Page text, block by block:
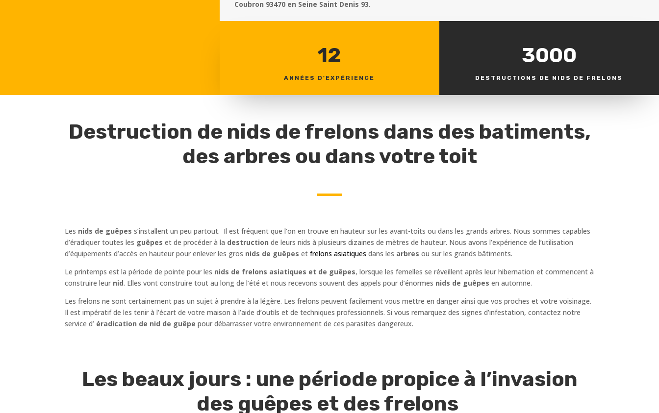
Coubron 93470 en Seine Saint Denis 93.
12
ANNÉES D'EXPÉRIENCE
3000
DESTRUCTIONS DE NIDS DE FRELONS
Destruction de nids de frelons dans des batiments,
des arbres ou dans votre toit
Les nids de guêpes s’installent un peu partout. Il est fréquent que l’on en trouve en hauteur sur les avant-toits ou dans les grands arbres. Nous sommes capables
d’éradiquer toutes les guêpes et de procéder à la destruction de leurs nids à plusieurs dizaines de mètres de hauteur. Nous avons l’expérience de l’utilisation
d’équipements d’accès en hauteur pour enlever les gros nids de guêpes et frelons asiatiques dans les arbres ou sur les grands bâtiments.
Le printemps est la période de pointe pour les nids de frelons asiatiques et de guêpes, lorsque les femelles se réveillent après leur hibernation et commencent à
construire leur nid. Elles vont construire tout au long de l’été et nous recevons souvent des appels pour d’énormes nids de guêpes en automne.
Les frelons ne sont certainement pas un sujet à prendre à la légère. Les frelons peuvent facilement vous mettre en danger ainsi que vos proches et votre voisinage.
Il est impératif de les tenir à l’écart de votre maison à l’aide d’outils et de techniques professionnels. Si vous remarquez des signes d’infestation, contactez notre
service d’ éradication de nid de guêpe pour débarrasser votre environnement de ces parasites dangereux.
Les beaux jours : une période propice à l’invasion
des guêpes et des frelons